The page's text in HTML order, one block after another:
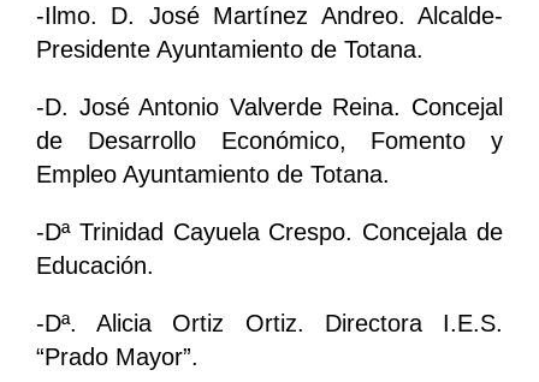
-Ilmo. D. José Martínez Andreo. Alcalde-
Presidente Ayuntamiento de Totana.
-D. José Antonio Valverde Reina. Concejal
de Desarrollo Económico, Fomento y
Empleo Ayuntamiento de Totana.
-Dª Trinidad Cayuela Crespo. Concejala de
Educación.
-Dª. Alicia Ortiz Ortiz. Directora I.E.S.
“Prado Mayor”.